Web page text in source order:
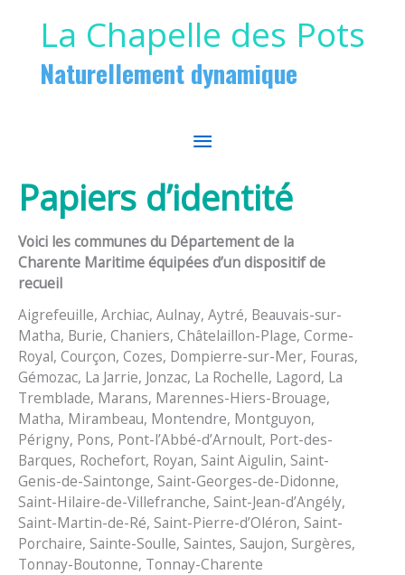
La Chapelle des Pots
Naturellement dynamique
MENU
PRINCIPAL
Papiers d’identité
Voici les communes du Département de la
Charente Maritime équipées d’un dispositif de
recueil
Aigrefeuille, Archiac, Aulnay, Aytré, Beauvais-sur-
Matha, Burie, Chaniers, Châtelaillon-Plage, Corme-
Royal, Courçon, Cozes, Dompierre-sur-Mer, Fouras,
Gémozac, La Jarrie, Jonzac, La Rochelle, Lagord, La
Tremblade, Marans, Marennes-Hiers-Brouage,
Matha, Mirambeau, Montendre, Montguyon,
Périgny, Pons, Pont-l’Abbé-d’Arnoult, Port-des-
Barques, Rochefort, Royan, Saint Aigulin, Saint-
Genis-de-Saintonge, Saint-Georges-de-Didonne,
Saint-Hilaire-de-Villefranche, Saint-Jean-d’Angély,
Saint-Martin-de-Ré, Saint-Pierre-d’Oléron, Saint-
Porchaire, Sainte-Soulle, Saintes, Saujon, Surgères,
Tonnay-Boutonne, Tonnay-Charente